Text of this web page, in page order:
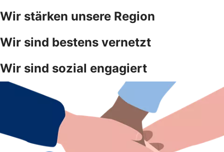
Wir stärken unsere Region
Wir sind bestens vernetzt
Wir sind sozial engagiert